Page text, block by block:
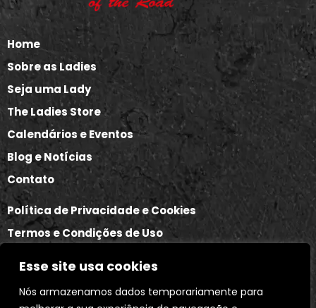
Esse site usa cookies
Nós armazenamos dados temporariamente para
Home
Sobre as Ladies
Seja uma Lady
The Ladies Store
Calendários e Eventos
Blog e Notícias
Contato
Política de Privacidade e Cookies
Termos e Condições de Uso